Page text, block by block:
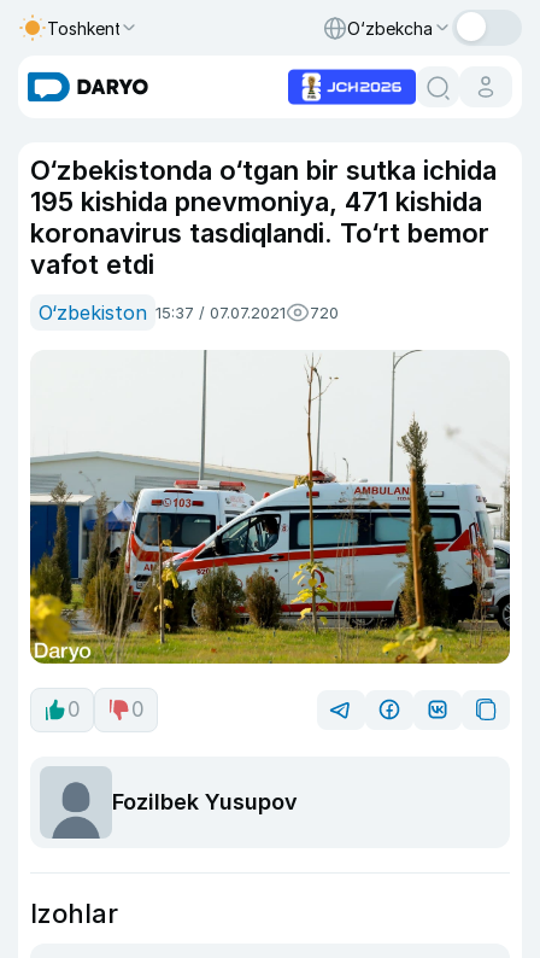
Toshkent O‘zbekcha
O‘zbekistonda o‘tgan bir sutka ichida
195 kishida pnevmoniya, 471 kishida
koronavirus tasdiqlandi. To‘rt bemor
vafot etdi
O‘zbekiston 15:37 / 07.07.2021 720
0 0
Fozilbek Yusupov
Izohlar